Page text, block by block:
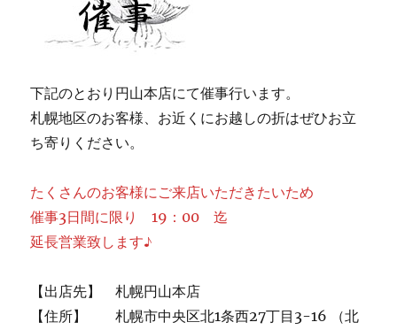
下記のとおり円山本店にて催事行います。
札幌地区のお客様、お近くにお越しの折はぜひお立
ち寄りください。
たくさんのお客様にご来店いただきたいため
催事3日間に限り 19：00 迄
延長営業致します♪
【出店先】 札幌円山本店
【住所】 札幌市中央区北1条西27丁目3-16 （北